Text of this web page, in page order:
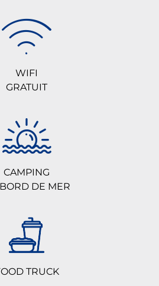
WIFI
GRATUIT
CAMPING
DE MER
TRUCK